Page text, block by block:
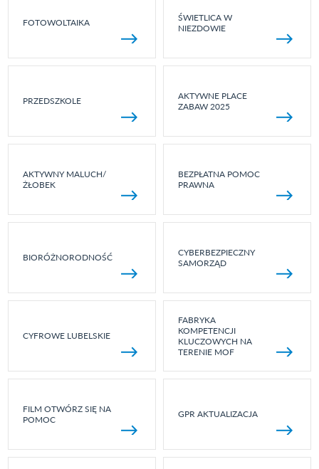
FOTOWOLTAIKA
ŚWIETLICA W
NIEZDOWIE
PRZEDSZKOLE
AKTYWNE PLACE
ZABAW 2025
AKTYWNY MALUCH/
ŻŁOBEK
BEZPŁATNA POMOC
PRAWNA
BIORÓŻNORODNOŚĆ
CYBERBEZPIECZNY
SAMORZĄD
CYFROWE LUBELSKIE
FABRYKA
KOMPETENCJI
KLUCZOWYCH NA
TERENIE MOF
FILM OTWÓRZ SIĘ NA
POMOC
GPR AKTUALIZACJA